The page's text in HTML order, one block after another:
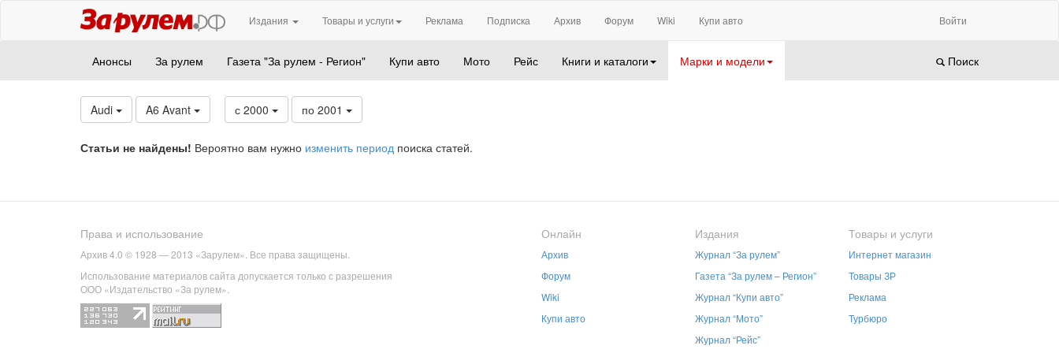
Издания Товары и услуги Реклама Подписка Архив Форум Wiki Купи авто Войти
Анонсы За рулем Газета "За рулем - Регион" Купи авто Мото Рейс Книги и каталоги Марки и модели Поиск
Audi A6 Avant с 2000 по 2001
Статьи не найдены! Вероятно вам нужно изменить период поиска статей.
Права и использование
Архив 4.0 © 1928 — 2013 «Зарулем». Все права защищены.
Использование материалов сайта допускается только с разрешения
ООО «Издательство «За рулем».
Онлайн
Архив
Форум
Wiki
Купи авто
Издания
Журнал “За рулем”
Газета “За рулем – Регион”
Журнал “Купи авто”
Журнал “Мото”
Журнал “Рейс”
Товары и услуги
Интернет магазин
Товары ЗР
Реклама
Турбюро